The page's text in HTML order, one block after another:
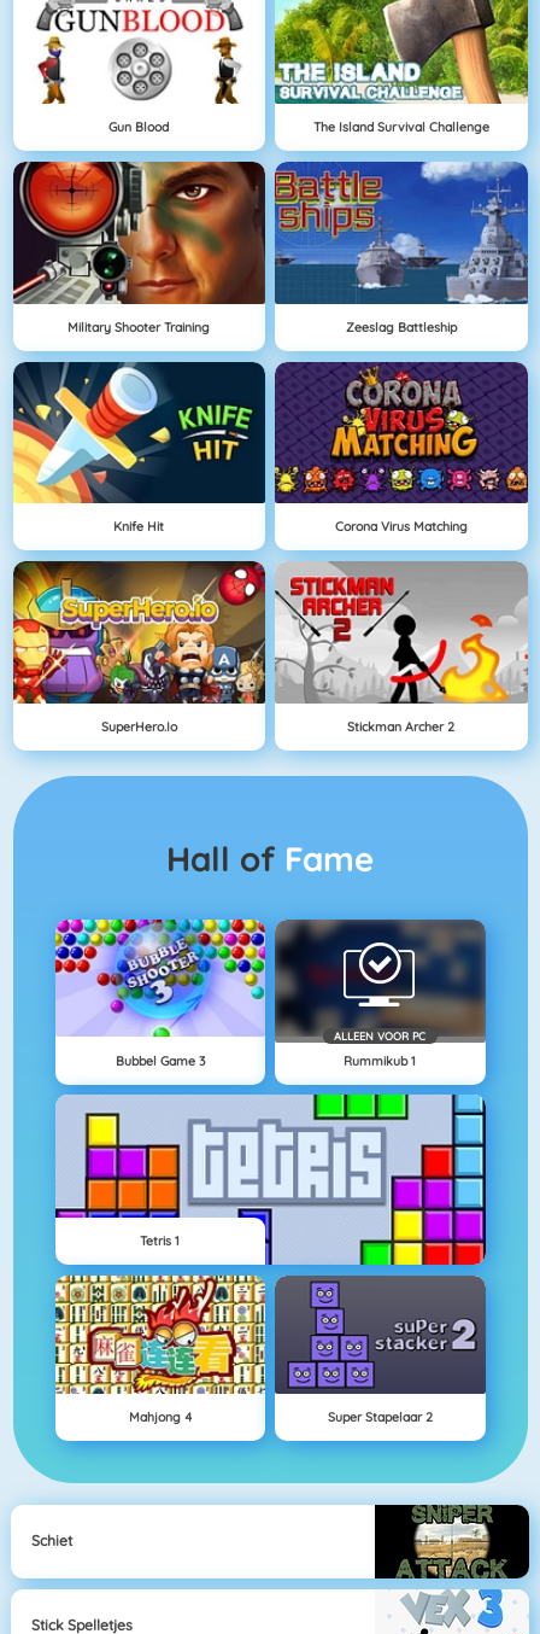
Gun Blood The Island Survival Challenge
Military Shooter Training Zeeslag Battleship
Knife Hit Corona Virus Matching
SuperHero.io Stickman Archer 2
Hall of Fame
Bubbel Game 3
ALLEEN VOOR PC
Rummikub 1
Tetris 1
Mahjong 4 Super Stapelaar 2
Schiet
Stick Spelletjes